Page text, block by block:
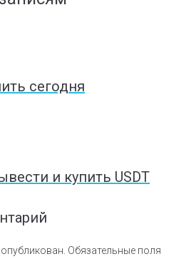
сегодня
и купить USDT
Обязательные поля